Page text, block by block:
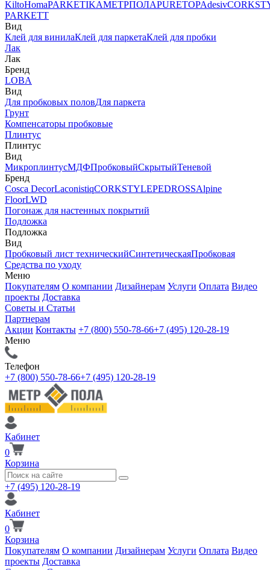
KiltoHomaPARKETIKAМЕТРПОЛАPURETOPAdesiv
PARKETT
Вид
Клей для винилаКлей для паркетаКлей для пробки
Лак
Лак
Бренд
LOBA
Вид
Для пробковых половДля паркета
Грунт
Компенсаторы пробковые
Плинтус
Плинтус
Вид
МикроплинтусМДФПробковыйСкрытыйТеневой
Бренд
Cosca DecorLaconistiqCORKSTYLEPEDROSSAlpine
FloorLWD
Погонаж для настенных покрытий
Подложка
Подложка
Вид
Пробковый лист техническийСинтетическаяПробковая
Средства по уходу
Меню
Покупателям О компании Дизайнерам Услуги Оплата Видео
проекты Доставка
Советы и Статьи
Партнерам
Акции Контакты +7 (800) 550-78-66+7 (495) 120-28-19
Меню
Телефон
+7 (800) 550-78-66+7 (495) 120-28-19
Кабинет
0
Корзина
+7 (495) 120-28-19
Кабинет
0
Корзина
Покупателям О компании Дизайнерам Услуги Оплата Видео
проекты Доставка